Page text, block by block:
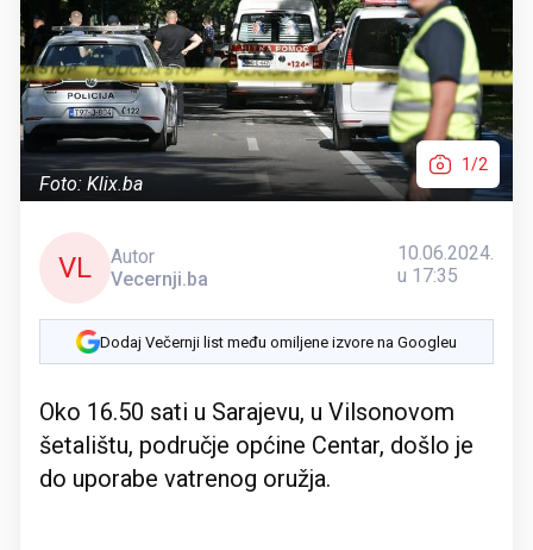
Foto: Klix.ba
1/2
VL
Autor
Vecernji.ba
10.06.2024.
u 17:35
Dodaj Večernji list među omiljene izvore na Googleu
Oko 16.50 sati u Sarajevu, u Vilsonovom
šetalištu, područje općine Centar, došlo je
do uporabe vatrenog oružja.